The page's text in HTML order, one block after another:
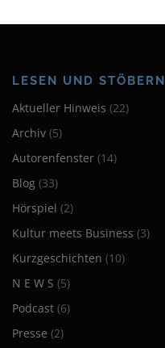
LESEN UND STÖBERN
Aktueller Hinweis (22)
Archiv (5)
Autorenfenster (14)
Blog (33)
Hörspiel (2)
Kultur meets Business (3)
Kurzgeschichten (10)
N E W S (5)
Podcast (6)
Presse (2)